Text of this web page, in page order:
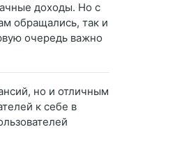
доходы. Но с
обращались, так и
очередь важно
но и отличным
к себе в